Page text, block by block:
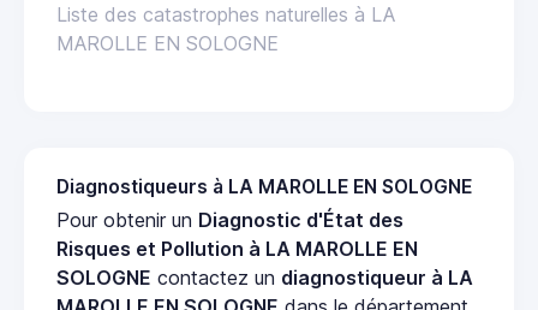
Liste des catastrophes naturelles à LA
MAROLLE EN SOLOGNE
Diagnostiqueurs à LA MAROLLE EN SOLOGNE
Pour obtenir un Diagnostic d'État des
Risques et Pollution à LA MAROLLE EN
SOLOGNE contactez un diagnostiqueur à LA